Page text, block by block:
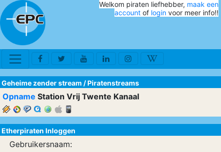
Welkom piraten liefhebber, maak een
account of login voor meer info!!
Geheime zender stream /Piratenstreams
Opname Station Vrij Twente Kanaal
Etherpiraten Inloggen
Gebruikersnaam: